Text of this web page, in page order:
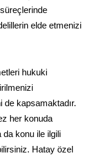
elde etmenizi
hukuki
kapsamaktadır.
her konuda
da konu ile ilgili
Hatay özel